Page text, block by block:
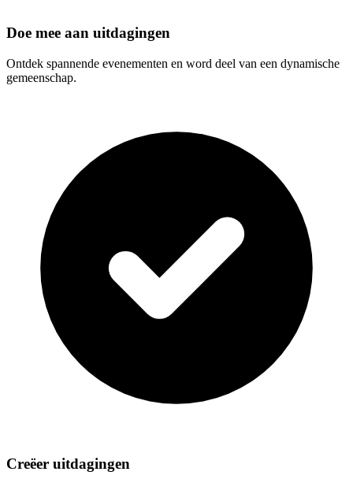
Doe mee aan uitdagingen
Ontdek spannende evenementen en word deel van een dynamische
gemeenschap.
Creëer uitdagingen